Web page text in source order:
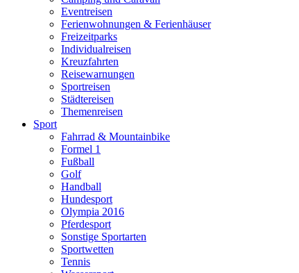
Eventreisen
Ferienwohnungen & Ferienhäuser
Freizeitparks
Individualreisen
Kreuzfahrten
Reisewarnungen
Sportreisen
Städtereisen
Themenreisen
Sport
Fahrrad & Mountainbike
Formel 1
Fußball
Golf
Handball
Hundesport
Olympia 2016
Pferdesport
Sonstige Sportarten
Sportwetten
Tennis